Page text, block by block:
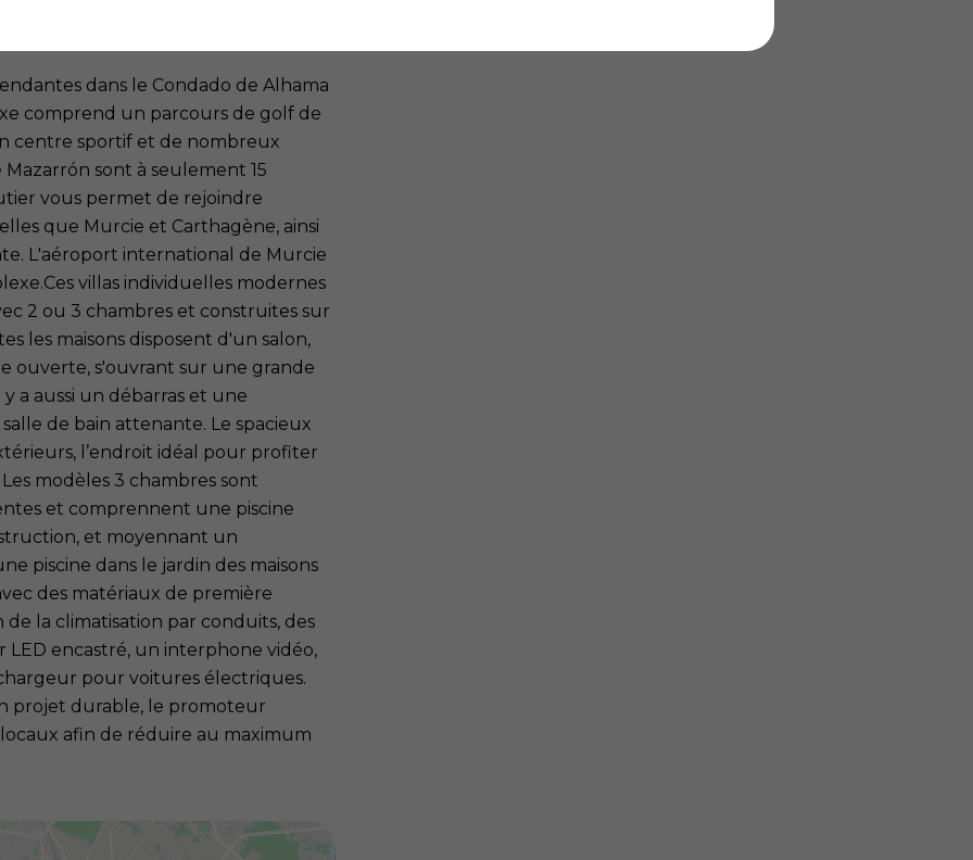
dans le Condado de Alhama
comprend un parcours de golf de
centre sportif et de nombreux
sont à seulement 15
vous permet de rejoindre
que Murcie et Carthagène, ainsi
L'aéroport international de Murcie
villas individuelles modernes
2 ou 3 chambres et construites sur
les maisons disposent d'un salon,
ouverte, s'ouvrant sur une grande
a aussi un débarras et une
de bain attenante. Le spacieux
l’endroit idéal pour profiter
modèles 3 chambres sont
et comprennent une piscine
et moyennant un
piscine dans le jardin des maisons
des matériaux de première
la climatisation par conduits, des
LED encastré, un interphone vidéo,
pour voitures électriques.
projet durable, le promoteur
afin de réduire au maximum